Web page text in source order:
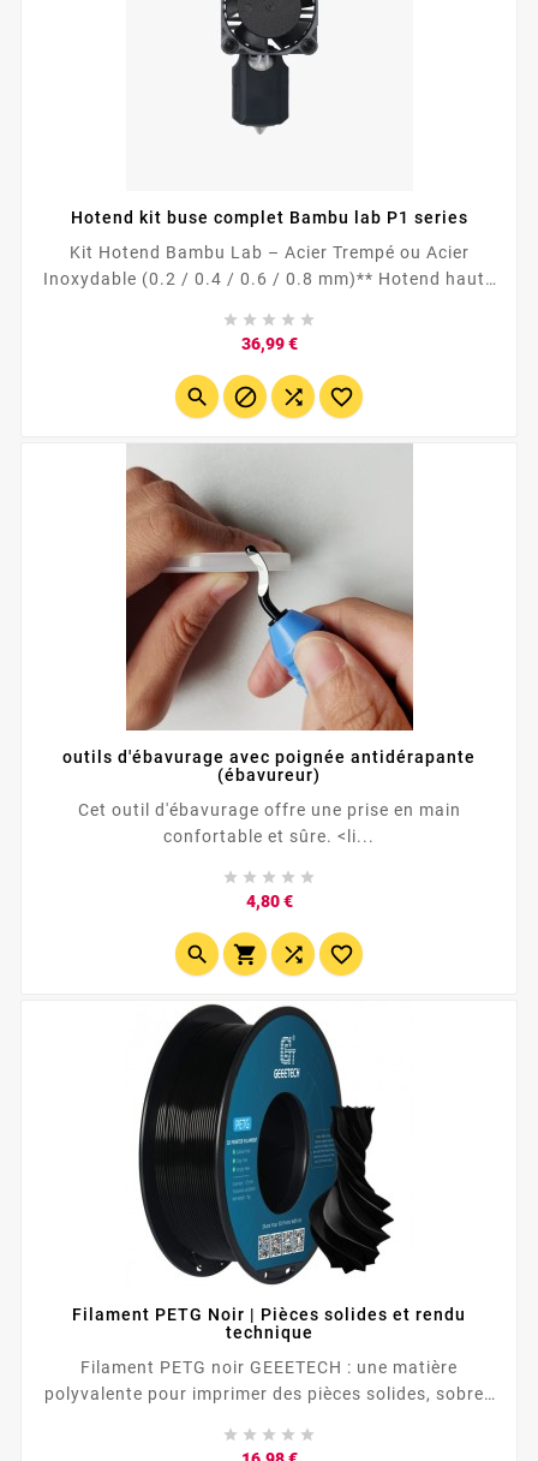
Hotend kit buse complet Bambu lab P1 series
Kit Hotend Bambu Lab – Acier Trempé ou Acier
Inoxydable (0.2 / 0.4 / 0.6 / 0.8 mm)** Hotend haute
plusieurs diamètres et matériaux. 👉 Choisissez
laiton. Précision, résistance...
    
36,99 €Prix
   
outils d'ébavurage avec poignée antidérapante
(ébavureur)
Cet outil d'ébavurage offre une prise en main
confortable et sûre. <li...
    
4,80 €Prix
   
Filament PETG Noir | Pièces solides et rendu
technique
Filament PETG noir GEEETECH : une matière
polyvalente pour imprimer des pièces solides, sobres
prototypes, accessoires techniques et pièces du...
    